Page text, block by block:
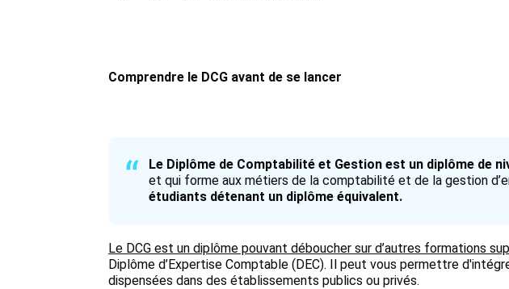
Comprendre le DCG avant de se lancer
Le Diplôme de Comptabilité et Gestion est un diplôme de
et qui forme aux métiers de la comptabilité et de la gestion
étudiants détenant un diplôme équivalent.
Le DCG est un diplôme pouvant déboucher sur d’autres formations
Diplôme d’Expertise Comptable (DEC). Il peut vous permettre
dispensées dans des établissements publics ou privés.